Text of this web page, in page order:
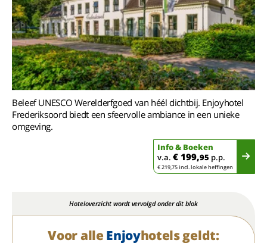
Beleef UNESCO Werelderfgoed van héél dichtbij. Enjoyhotel
Frederiksoord biedt een sfeervolle ambiance in een unieke
omgeving.
Info & Boeken
v.a. € 199,95 p.p.
€ 219,75 incl. lokale heffingen
Hoteloverzicht wordt vervolgd onder dit blok
Voor alle Enjoyhotels geldt: